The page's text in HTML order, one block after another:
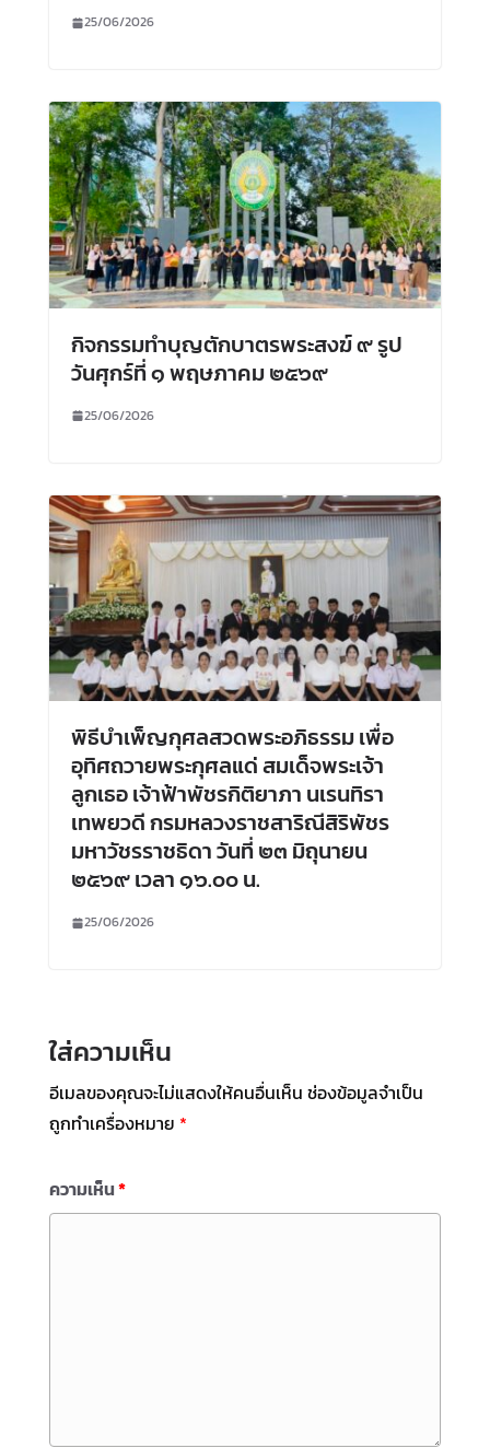
25/06/2026
กิจกรรมทำบุญตักบาตรพระสงฆ์ ๙ รูป
วันศุกร์ที่ ๑ พฤษภาคม ๒๕๖๙
25/06/2026
พิธีบำเพ็ญกุศลสวดพระอภิธรรม เพื่อ
อุทิศถวายพระกุศลแด่ สมเด็จพระเจ้า
ลูกเธอ เจ้าฟ้าพัชรกิติยาภา นเรนทิรา
เทพยวดี กรมหลวงราชสาริณีสิริพัชร
มหาวัชรราชธิดา วันที่ ๒๓ มิถุนายน
๒๕๖๙ เวลา ๑๖.๐๐ น.
25/06/2026
ใส่ความเห็น
อีเมลของคุณจะไม่แสดงให้คนอื่นเห็น ช่องข้อมูลจำเป็น
ถูกทำเครื่องหมาย *
ความเห็น*